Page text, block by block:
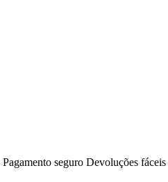
Pagamento seguro Devoluções fáceis